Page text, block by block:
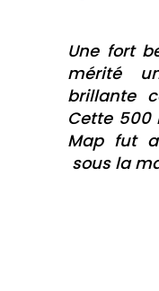
Une fort
mérité
brillante
Cette 500
Map fut
sous la